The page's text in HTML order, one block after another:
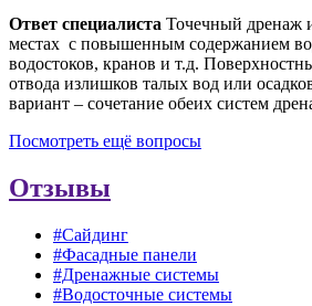
Ответ специалиста Точечный дренаж
местах с повышенным содержанием
водостоков, кранов и т.д.
отвода излишков талых вод или
вариант – сочетание обеих систем
Посмотреть ещё вопросы
Отзывы
#Сайдинг
#Фасадные панели
#Дренажные системы
#Водосточные системы